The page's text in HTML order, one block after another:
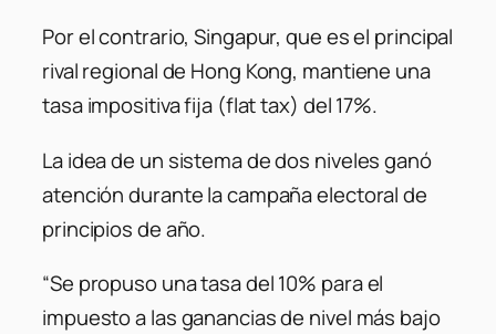
Por el contrario, Singapur, que es el principal
rival regional de Hong Kong, mantiene una
tasa impositiva fija (flat tax) del 17%.
La idea de un sistema de dos niveles ganó
atención durante la campaña electoral de
principios de año.
“Se propuso una tasa del 10% para el
impuesto a las ganancias de nivel más bajo